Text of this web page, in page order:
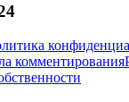
комментирования